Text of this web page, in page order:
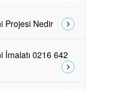
Projesi Nedir
İmalatı 0216 642